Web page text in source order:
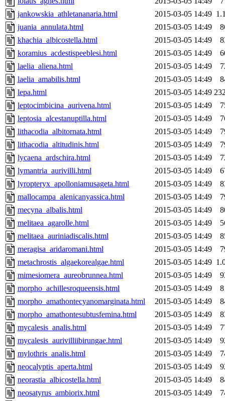
jankowskia_athletananaria.html
2015-03-05 14:49
juania_annulata.html
2015-03-05 14:49
khachia_albicostella.html
2015-03-05 14:49
koramius_acdestispeeblesi.html
2015-03-05 14:49
laelia_aliena.html
2015-03-05 14:49
laelia_amabilis.html
2015-03-05 14:49
lepa.html
2015-03-05 14:49
leptocimbicina_aurivena.html
2015-03-05 14:49
leptosia_alcestanuptilla.html
2015-03-05 14:49
lithacodia_albitornata.html
2015-03-05 14:49
lithacodia_altitudinis.html
2015-03-05 14:49
lycaena_ardschira.html
2015-03-05 14:49
lymantria_aurivilli.html
2015-03-05 14:49
lyropteryx_apolloniamusageta.html
2015-03-05 14:49
mallocampa_alenicanyassica.html
2015-03-05 14:49
mecyna_albalis.html
2015-03-05 14:49
melitaea_agarolle.html
2015-03-05 14:49
melitaea_auriniadiscalis.html
2015-03-05 14:49
meragisa_aridaromani.html
2015-03-05 14:49
metachrostis_algaekorealgae.html
2015-03-05 14:49
mimesiomera_aureobrunnea.html
2015-03-05 14:49
morpho_achillesroqueensis.html
2015-03-05 14:49
morpho_amathontecyanomarginata.html
2015-03-05 14:49
morpho_amathontesubtusfemina.html
2015-03-05 14:49
mycalesis_analis.html
2015-03-05 14:49
mycalesis_aurivilliibirungae.html
2015-03-05 14:49
mylothris_analis.html
2015-03-05 14:49
neocalyptis_aperta.html
2015-03-05 14:49
neorastia_albicostella.html
2015-03-05 14:49
neosatyrus_ambiorix.html
2015-03-05 14:49